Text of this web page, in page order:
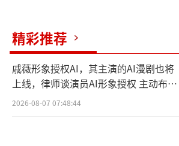
精彩推荐
戚薇形象授权AI，其主演的AI漫剧也将
上线，律师谈演员AI形象授权 主动布局
数字资产
2026-08-07 07:48:44